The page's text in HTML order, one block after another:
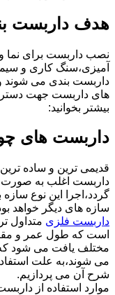
هدف داربست
نصب داربست برای نما و
آمیزی،سنگ کاری و
داربست بندی می شوند و
های داربست جهت
بیشتر بخوانید:
داربست های
قدیمی ترین و ساده
داربست اغلب به صورت
گردد،اجرا این نوع
سازه های دیگر خواهد
داربست فلزی متداول
است که طول عمر و
مختلف یافت می شود
می شوند،به علت
شرح آن می پردازیم.
موارد استفاده از